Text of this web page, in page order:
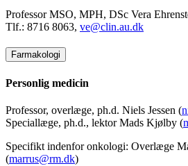
Professor MSO, MPH, DSc Vera
Tlf.: 8716 8063, ve@clin.au.dk
Farmakologi
Personlig medicin
Professor, overlæge, ph.d. Niels Jessen (
Speciallæge, ph.d., lektor Mads Kjølby (
Specifikt indenfor onkologi: Overlæge
(marrus@rm.dk)